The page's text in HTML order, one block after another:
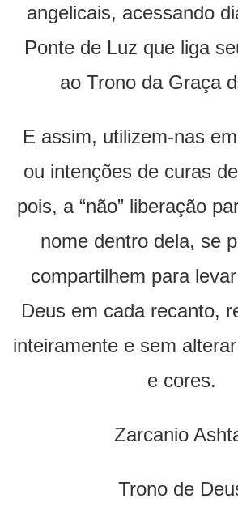
angelicais, acessando
Ponte de Luz que liga
ao Trono da Graça
E assim, utilizem-nas
ou intenções de curas
pois, a “não” liberação
nome dentro dela, se
compartilhem para
Deus em cada recanto,
inteiramente e sem
e cores.
Zarcanio
Trono de